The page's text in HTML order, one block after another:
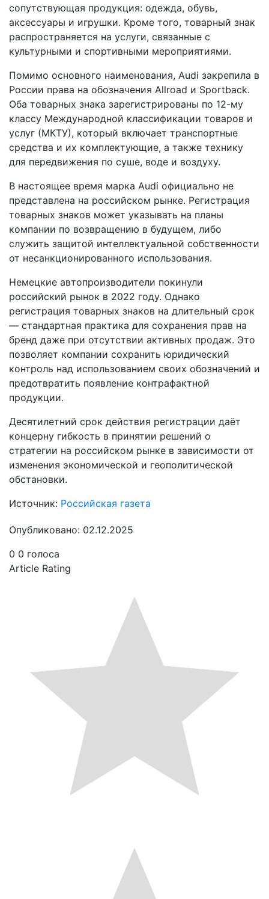
сопутствующая продукция: одежда, обувь,
аксессуары и игрушки. Кроме того, товарный знак
распространяется на услуги, связанные с
культурными и спортивными мероприятиями.
Помимо основного наименования, Audi закрепила в
России права на обозначения Allroad и Sportback.
Оба товарных знака зарегистрированы по 12-му
классу Международной классификации товаров и
услуг (МКТУ), который включает транспортные
средства и их комплектующие, а также технику
для передвижения по суше, воде и воздуху.
В настоящее время марка Audi официально не
представлена на российском рынке. Регистрация
товарных знаков может указывать на планы
компании по возвращению в будущем, либо
служить защитой интеллектуальной собственности
от несанкционированного использования.
Немецкие автопроизводители покинули
российский рынок в 2022 году. Однако
регистрация товарных знаков на длительный срок
— стандартная практика для сохранения прав на
бренд даже при отсутствии активных продаж. Это
позволяет компании сохранить юридический
контроль над использованием своих обозначений и
предотвратить появление контрафактной
продукции.
Десятилетний срок действия регистрации даёт
концерну гибкость в принятии решений о
стратегии на российском рынке в зависимости от
изменения экономической и геополитической
обстановки.
Источник: Российская газета
Опубликовано: 02.12.2025
0 0 голоса
Article Rating